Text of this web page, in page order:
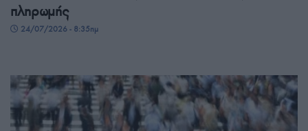
πληρωμής
24/07/2026 - 8:35πμ